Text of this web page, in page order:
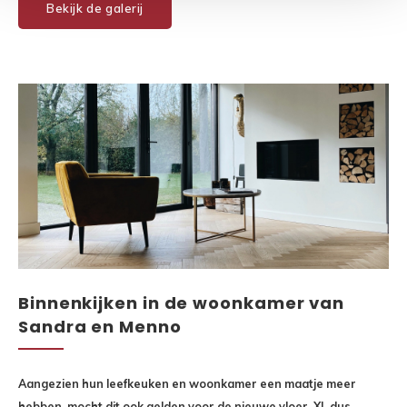
Bekijk de galerij
Binnenkijken in de woonkamer van
Sandra en Menno
Aangezien hun leefkeuken en woonkamer een maatje meer